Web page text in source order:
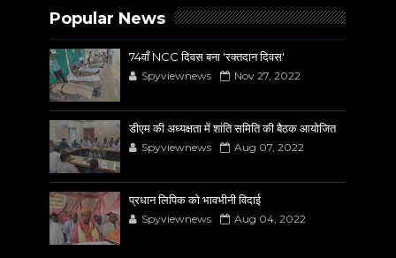
Popular News
74वाँ NCC दिवस बना 'रक्तदान दिवस'
Spyviewnews Nov 27, 2022
डीएम की अध्यक्षता में शांति समिति की बैठक आयोजित
Spyviewnews Aug 07, 2022
प्रधान लिपिक को भावभीनी विदाई
Spyviewnews Aug 04, 2022